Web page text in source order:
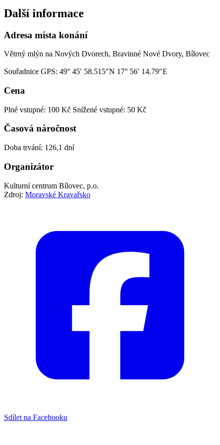
Další informace
Adresa místa konání
Větrný mlýn na Nových Dvorech, Bravinné Nové Dvory, Bílovec
Souřadnice GPS: 49° 45′ 58.515″N 17° 56′ 14.79″E
Cena
Plné vstupné: 100 Kč Snížené vstupné: 50 Kč
Časová náročnost
Doba trvání: 126,1 dní
Organizátor
Kulturní centrum Bílovec, p.o.
Zdroj: Moravské Kravařsko
Sdílet na Facebooku